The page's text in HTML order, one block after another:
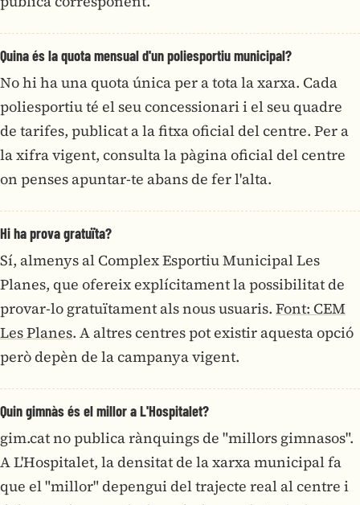
Quina és la quota mensual d'un poliesportiu municipal?
No hi ha una quota única per a tota la xarxa. Cada
poliesportiu té el seu concessionari i el seu quadre
de tarifes, publicat a la fitxa oficial del centre. Per a
la xifra vigent, consulta la pàgina oficial del centre
on penses apuntar-te abans de fer l'alta.
Hi ha prova gratuïta?
Sí, almenys al Complex Esportiu Municipal Les
Planes, que ofereix explícitament la possibilitat de
provar-lo gratuïtament als nous usuaris. Font: CEM
Les Planes. A altres centres pot existir aquesta opció
però depèn de la campanya vigent.
Quin gimnàs és el millor a L'Hospitalet?
gim.cat no publica rànquings de "millors gimnasos".
A L'Hospitalet, la densitat de la xarxa municipal fa
que el "millor" depengui del trajecte real al centre i